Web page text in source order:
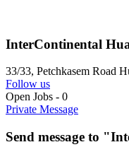
InterContinental
33/33, Petchkasem Road
Follow us
Open Jobs - 0
Private Message
Send message to